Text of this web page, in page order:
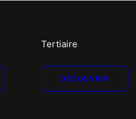
Tertiaire
DÉCOUVRIR